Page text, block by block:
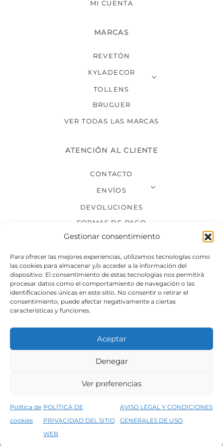
Gestionar consentimiento
Para ofrecer las mejores experiencias, utilizamos tecnologías como
las cookies para almacenar y/o acceder a la información del
dispositivo. El consentimiento de estas tecnologías nos permitirá
procesar datos como el comportamiento de navegación o las
identificaciones únicas en este sitio. No consentir o retirar el
consentimiento, puede afectar negativamente a ciertas
características y funciones.
Aceptar
Denegar
Ver preferencias
Política de
cookies
POLÍTICA DE
PRIVACIDAD DEL SITIO
WEB
AVISO LEGAL Y CONDICIONES
GENERALES DE USO
5% de descuento en tu primera compra, utiliza el código PRIMERACOMPRA
MI CUENTA
MARCAS
REVETÓN
XYLADECOR
TOLLENS
BRUGUER
VER TODAS LAS MARCAS
ATENCIÓN AL CLIENTE
CONTACTO
ENVÍOS
DEVOLUCIONES
FORMAS DE PAGO
SÍGUENOS
Condiciones generales de venta
Política de privacidad del sitio web
©2026 Decopintur- todos los derechos